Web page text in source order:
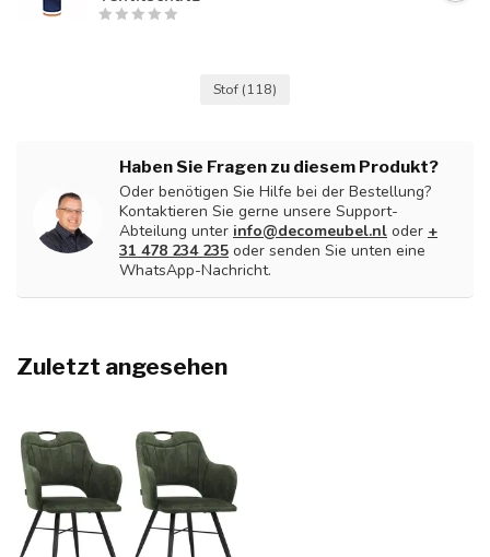
Stof (118)
Haben Sie Fragen zu diesem Produkt?
Oder benötigen Sie Hilfe bei der Bestellung?
Kontaktieren Sie gerne unsere Support-
Abteilung unter info@decomeubel.nl oder +
31 478 234 235 oder senden Sie unten eine
WhatsApp-Nachricht.
Zuletzt angesehen